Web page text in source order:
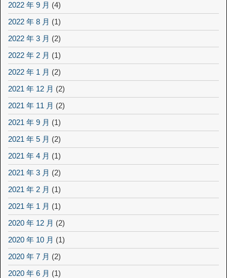
2022 年 9 月 (4)
2022 年 8 月 (1)
2022 年 3 月 (2)
2022 年 2 月 (1)
2022 年 1 月 (2)
2021 年 12 月 (2)
2021 年 11 月 (2)
2021 年 9 月 (1)
2021 年 5 月 (2)
2021 年 4 月 (1)
2021 年 3 月 (2)
2021 年 2 月 (1)
2021 年 1 月 (1)
2020 年 12 月 (2)
2020 年 10 月 (1)
2020 年 7 月 (2)
2020 年 6 月 (1)